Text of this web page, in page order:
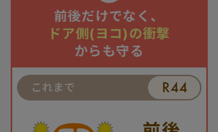
前後だけでなく、
ドア側(ヨコ)の衝撃
からも守る